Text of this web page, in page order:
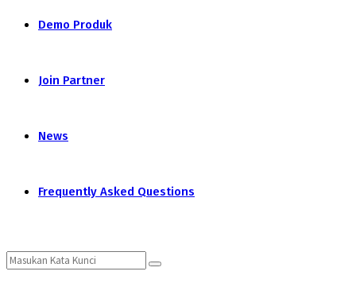
Demo Produk
Join Partner
News
Frequently Asked Questions
Search
Search